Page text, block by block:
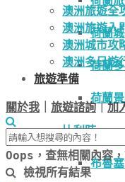
荷蘭
荷蘭
荷蘭
比利時
布魯
澳洲旅遊全
澳洲旅遊入
澳洲城市攻
澳洲多日遊
旅遊準備
關於我 旅遊諮詢｜加
Oops，查無相關內容
檢視所有結果